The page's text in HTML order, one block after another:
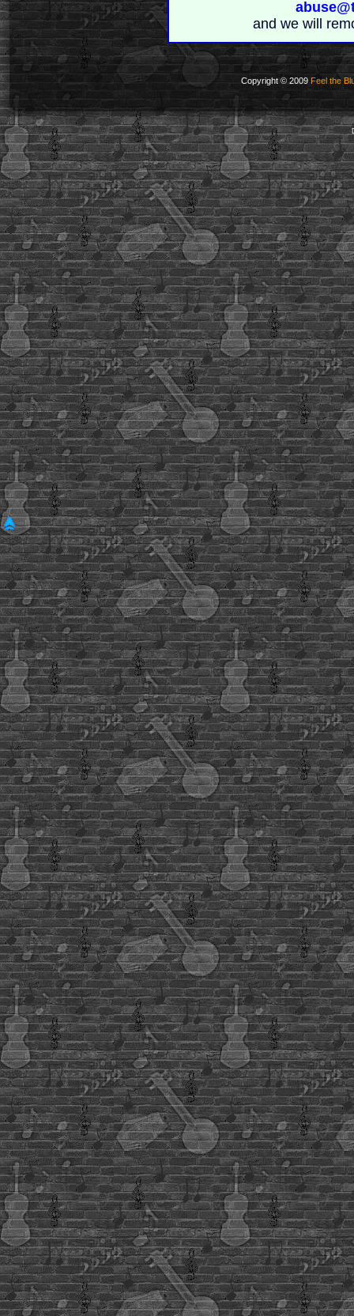
and we will
Copyright © 2009 Feel the